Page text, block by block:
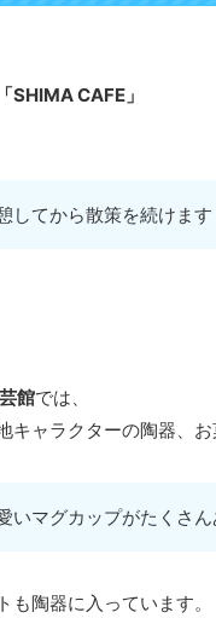
「SHIMA CAFE」
してから散策を続けます
館では、
ャラクターの陶器、お
いマグカップがたくさん
陶器に入っています。